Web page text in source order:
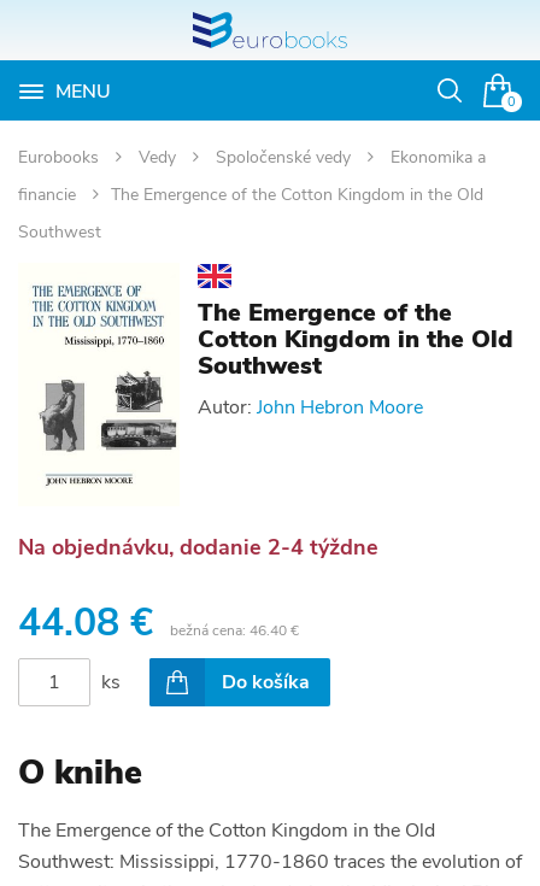
0
MENU
Otvoriť
Eurobooks Vedy Spoločenské vedy
Ekonomika a
financie
The Emergence of the Cotton Kingdom in the Old
Southwest
The Emergence of the
Cotton Kingdom in the Old
Southwest
Autor: John Hebron Moore
Na objednávku, dodanie 2-4 týždne
44.08 € bežná cena: 46.40 €
ks Do košíka
O knihe
The Emergence of the Cotton Kingdom in the Old
Southwest: Mississippi, 1770-1860 traces the evolution of